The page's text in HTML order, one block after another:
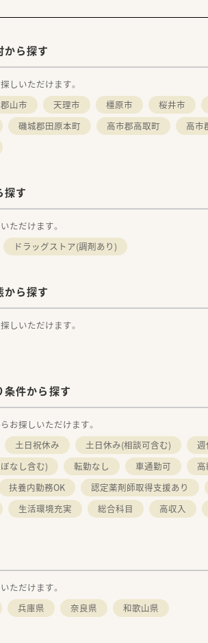
ら探す
しいただけます。
山市 天理市 橿原市 桜井市
磯城郡田原本町 高市郡高取町 高市
探す
ただけます。
ドラッグストア(調剤あり)
ら探す
しいただけます。
件から探す
お探しいただけます。
土日祝休み 土日休み(相談可含む) 週
なし含む) 転勤なし 車通勤可
扶養内勤務OK 認定薬剤師取得支援あり
生活環境充実 総合科目 高収入
ただけます。
兵庫県 奈良県 和歌山県